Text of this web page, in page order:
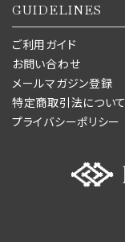
GUIDELINES
ご利用ガイド
お問い合わせ
メールマガジン登録
特定商取引法について
プライバシーポリシー